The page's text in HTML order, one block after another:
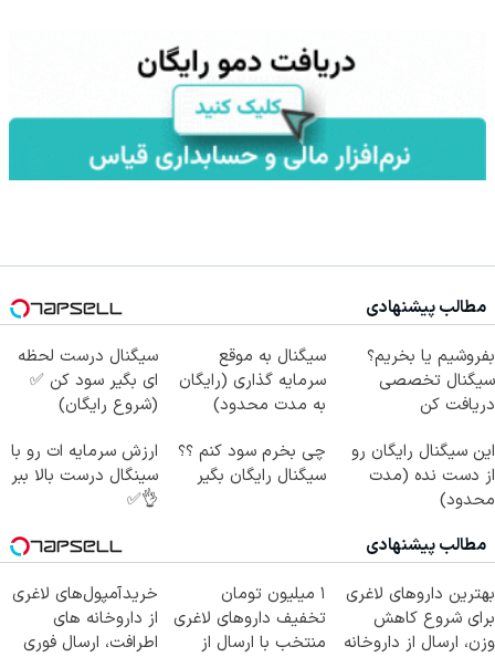
مطالب پیشنهادی
بفروشیم یا بخریم؟
سیگنال تخصصی
دریافت کن
سیگنال به موقع
سرمایه گذاری (رایگان
به مدت محدود)
سیگنال درست لحظه
ای بگیر سود کن ✅
(شروع رایگان)
این سیگنال رایگان رو
از دست نده (مدت
محدود)
چی بخرم سود کنم ؟؟
سیگنال رایگان بگیر
ارزش سرمایه ات رو با
سینگال درست بالا ببر
👌✅
مطالب پیشنهادی
بهترین داروهای لاغری
برای شروع کاهش
وزن، ارسال از داروخانه
۱ میلیون تومان
تخفیف داروهای لاغری
منتخب با ارسال از
خریدآمپول‌های لاغری
از داروخانه های
اطرافت، ارسال فوری